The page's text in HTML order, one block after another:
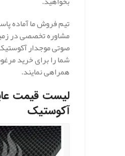
تیم فروش ما آماده
مشاوره تخصصی در
صوتی موجدار
شما را برای خرید
همراهی نمایند.
لیست قیمت
آکوستیک